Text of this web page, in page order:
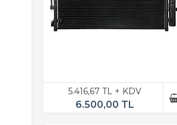
5.416,67 TL + KDV
6.500,00 TL